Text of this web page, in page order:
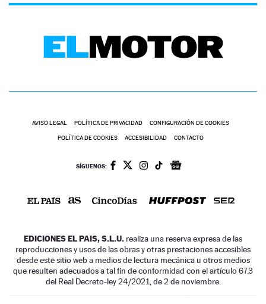
AVISO LEGAL POLÍTICA DE PRIVACIDAD CONFIGURACIÓN DE COOKIES
POLÍTICA DE COOKIES ACCESIBILIDAD CONTACTO
SÍGUENOS:
EDICIONES EL PAIS, S.L.U. realiza una reserva expresa de las
reproducciones y usos de las obras y otras prestaciones accesibles
desde este sitio web a medios de lectura mecánica u otros medios
que resulten adecuados a tal fin de conformidad con el artículo 67.3
del Real Decreto-ley 24/2021, de 2 de noviembre.